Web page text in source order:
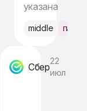
указана
middle гибрид
Сбер
22
июл